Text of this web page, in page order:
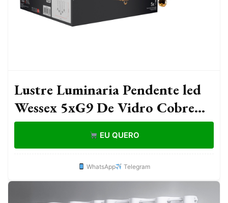
Lustre Luminaria Pendente led
Wessex 5xG9 De Vidro Cobre
Rosê Espelhado Cod:
340515509 Avant
EU QUERO
WhatsApp Telegram